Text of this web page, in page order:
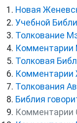
Новая
Учебной
Толкование
Комментарии
Толковая
Комментарии
Толкования
Библия
Комментарии